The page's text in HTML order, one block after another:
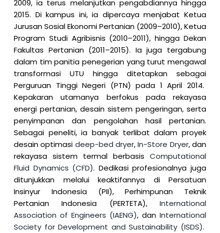
2009, ia terus melanjutkan pengabdiannya hingga
2015. Di kampus ini, ia dipercaya menjabat Ketua
Jurusan Sosial Ekonomi Pertanian (2009–2010), Ketua
Program Studi Agribisnis (2010–2011), hingga Dekan
Fakultas Pertanian (2011–2015). Ia juga tergabung
dalam tim panitia penegerian yang turut mengawal
transformasi UTU hingga ditetapkan sebagai
Perguruan Tinggi Negeri (PTN) pada 1 April 2014.
Kepakaran utamanya berfokus pada rekayasa
energi pertanian, desain sistem pengeringan, serta
penyimpanan dan pengolahan hasil pertanian.
Sebagai peneliti, ia banyak terlibat dalam proyek
desain optimasi deep-bed dryer,In-Store Dryer, dan
rekayasa sistem termal berbasis Computational
Fluid Dynamics (CFD). Dedikasi profesionalnya juga
ditunjukkan melalui keaktifannya di Persatuan
Insinyur Indonesia (PII), Perhimpunan Teknik
Pertanian Indonesia (PERTETA), International
Association of Engineers (IAENG), dan International
Society for Development and Sustainability (ISDS).